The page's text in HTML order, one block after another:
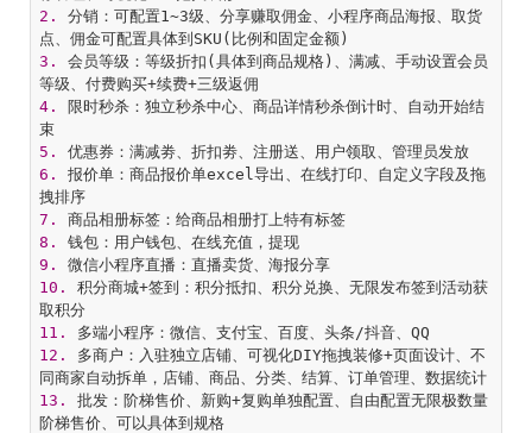
2.
分销：可配置1~3级、分享赚取佣金、小程序商品海报、取货
3.
会员等级：等级折扣(具体到商品规格)、满减、手动设置会员
4.
限时秒杀：独立秒杀中心、商品详情秒杀倒计时、自动开始结
束
5.
优惠券：满减劵、折扣劵、注册送、用户领取、管理员发放
6.
报价单：商品报价单excel导出、在线打印、自定义字段及拖
拽排序
7.
商品相册标签：给商品相册打上特有标签
8.
钱包：用户钱包、在线充值，提现
9.
微信小程序直播：直播卖货、海报分享
10.
积分商城+签到：积分抵扣、积分兑换、无限发布签到活动获
11.
12.
多商户：入驻独立店铺、可视化DIY拖拽装修+页面设计、不
同商家自动拆单，店铺、商品、分类、结算、订单管理、数据统计
13.
批发：阶梯售价、新购+复购单独配置、自由配置无限极数量
阶梯售价、可以具体到规格